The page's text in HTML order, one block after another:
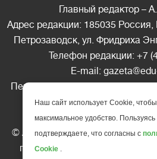
Главный редактор –
Адрес редакции: 185035 Россия,
Петрозаводск, ул. Фридриха
Телефон редакции: +7
E-mail:
Перепечатка материалов
письменного
Ссылка на «Газету
© АНО ДПО "Инновационный
повышения квалификации и
Наш сайт использует Cookie,
максимальное удобство.
подтверждаете, что согласны с
Cookie .